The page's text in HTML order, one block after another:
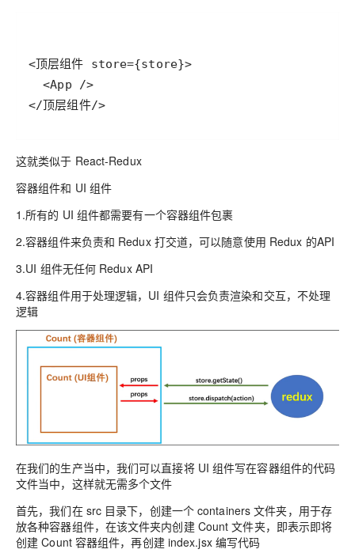
  <App />
</顶层组件/>
这就类似于 React-Redux
容器组件和 UI 组件
1.所有的 UI 组件都需要有一个容器组件包裹
2.容器组件来负责和 Redux 打交道，可以随意使用 Redux 的API
3.UI 组件无任何 Redux API
4.容器组件用于处理逻辑，UI 组件只会负责渲染和交互，不处理
逻辑
在我们的生产当中，我们可以直接将 UI 组件写在容器组件的代码
文件当中，这样就无需多个文件
首先，我们在 src 目录下，创建一个 containers 文件夹，用于存
放各种容器组件，在该文件夹内创建 Count 文件夹，即表示即将
创建 Count 容器组件，再创建 index.jsx 编写代码